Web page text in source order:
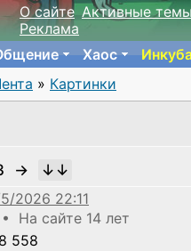
О сайте Активные
Реклама
Хаос
» Картинки
→
На сайте 14 лет
558